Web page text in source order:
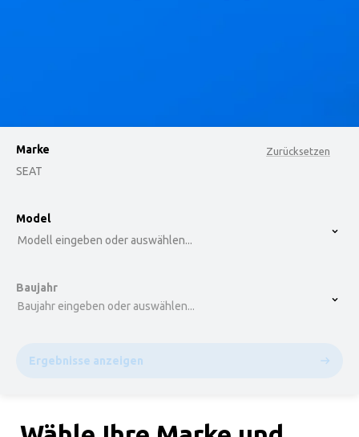
Zurücksetzen
Marke
SEAT
option , selected.
Model
Modell eingeben oder auswählen...
Baujahr
Baujahr eingeben oder auswählen...
Ergebnisse anzeigen